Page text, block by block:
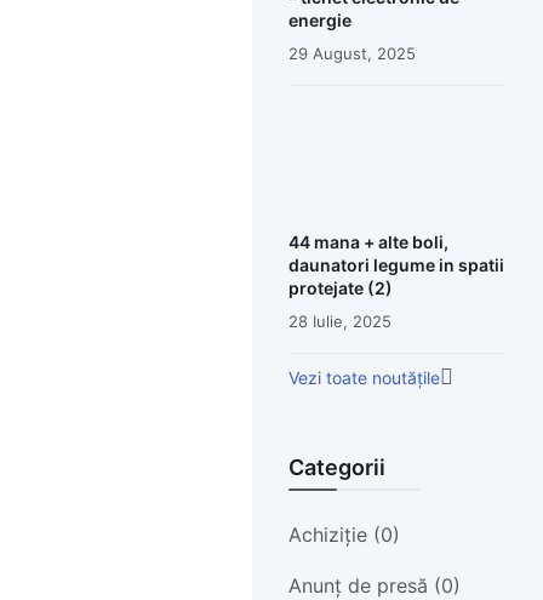
energie
29 August, 2025
44 mana + alte boli,
daunatori legume in spatii
protejate (2)
28 Iulie, 2025
Vezi toate noutățile
Categorii
Achiziție (0)
Anunț de presă (0)